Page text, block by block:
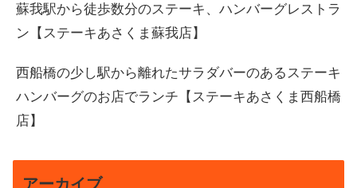
蘇我駅から徒歩数分のステーキ、ハンバーグレストラ
ン【ステーキあさくま蘇我店】
西船橋の少し駅から離れたサラダバーのあるステーキ
ハンバーグのお店でランチ【ステーキあさくま西船橋
店】
アーカイブ